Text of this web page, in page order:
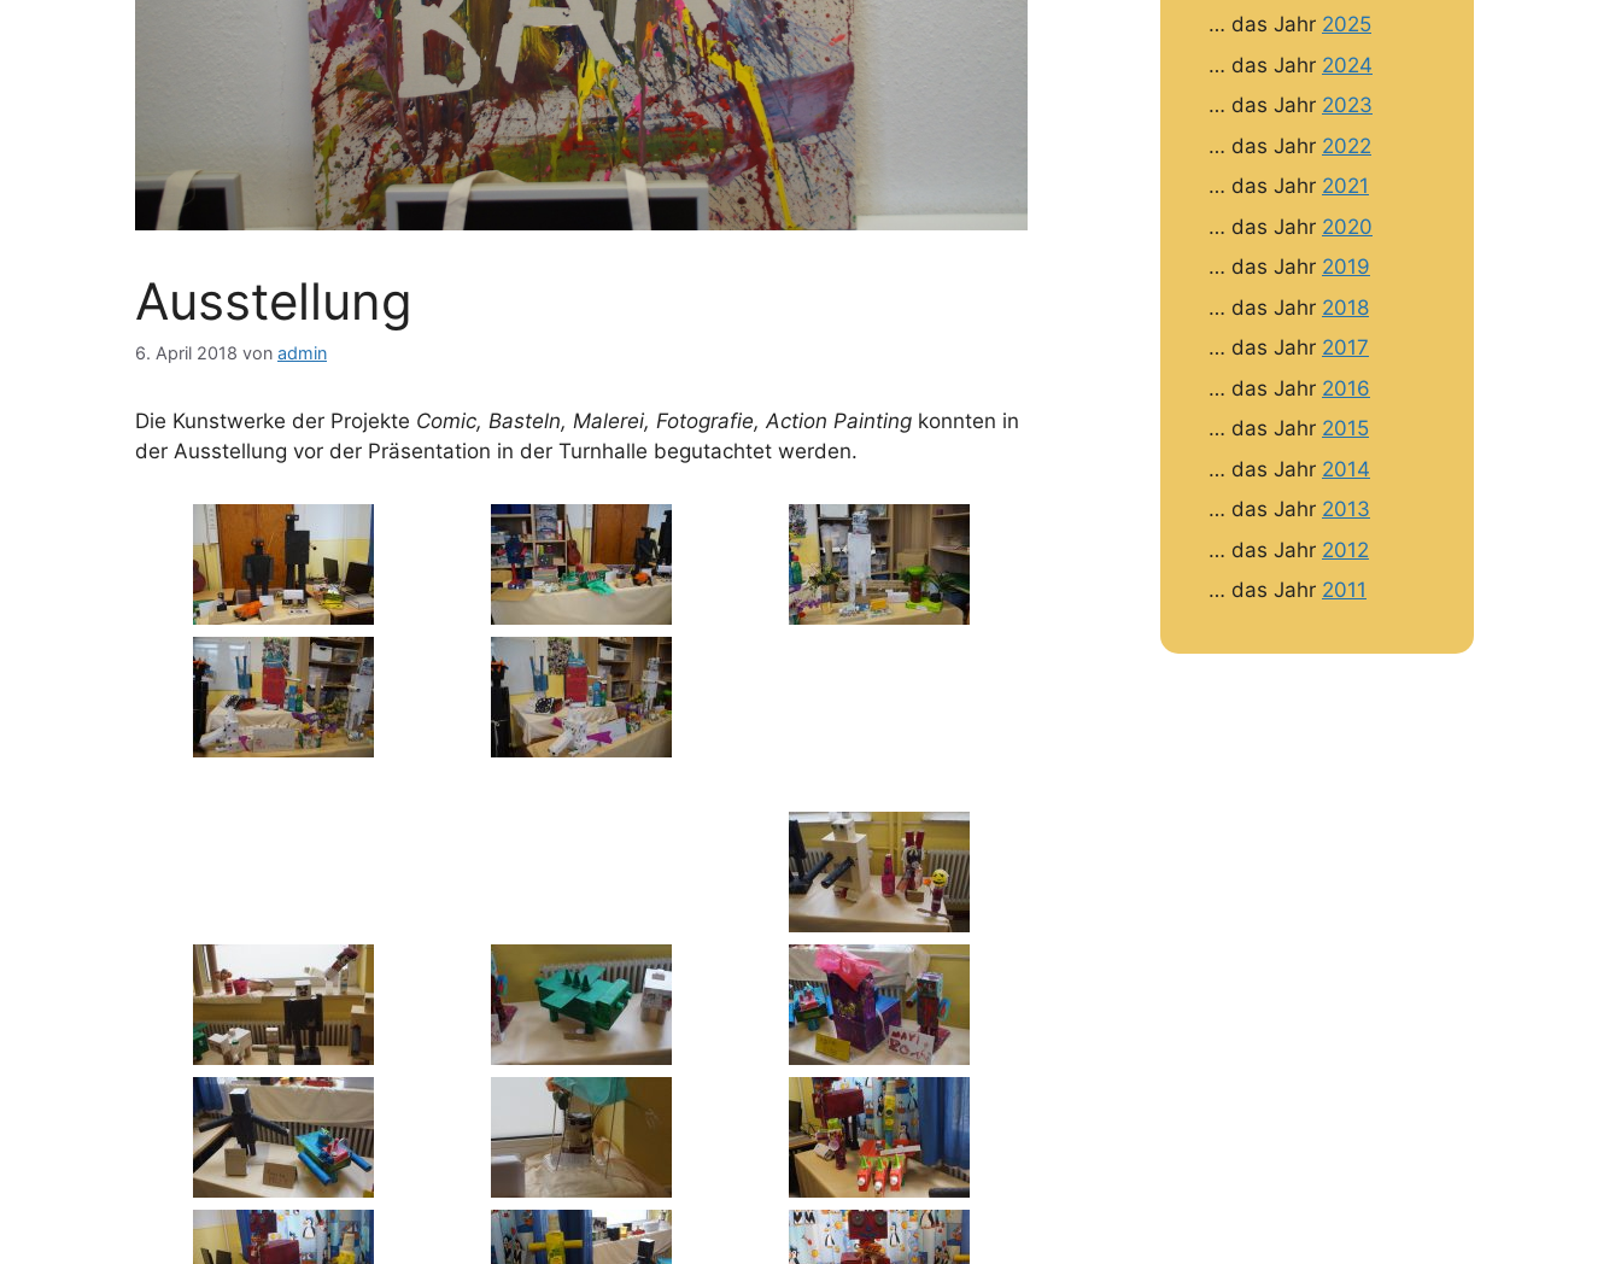
Ausstellung
6. April 2018 von admin
Die Kunstwerke der Projekte Comic, Basteln, Malerei, Fotografie, Action Painting konnten in
der Ausstellung vor der Präsentation in der Turnhalle begutachtet werden.
… das Jahr 2025
… das Jahr 2024
… das Jahr 2023
… das Jahr 2022
… das Jahr 2021
… das Jahr 2020
… das Jahr 2019
… das Jahr 2018
… das Jahr 2017
… das Jahr 2016
… das Jahr 2015
… das Jahr 2014
… das Jahr 2013
… das Jahr 2012
… das Jahr 2011